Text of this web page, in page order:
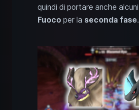
quindi di portare anche alcuni
Fuoco per la seconda fase.